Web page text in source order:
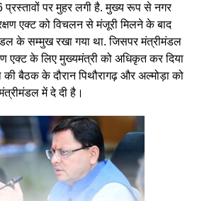
पर मुहर लगी है. मुख्य रूप से नगर
एक्ट को विचलन से मंजूरी मिलने के बाद
के सम्मुख रखा गया था. जिसपर मंत्रीमंडल
एक्ट के लिए मुख्यमंत्री को अधिकृत कर दिया
बैठक के दौरान पिथौरागढ़ और अल्मोड़ा को
में दे दी है।